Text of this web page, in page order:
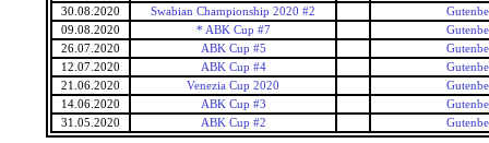
30.08.2020
Swabian Championship 2020 #2
09.08.2020
* ABK Cup #7
26.07.2020
ABK Cup #5
12.07.2020
ABK Cup #4
21.06.2020
Venezia Cup 2020
14.06.2020
ABK Cup #3
31.05.2020
ABK Cup #2